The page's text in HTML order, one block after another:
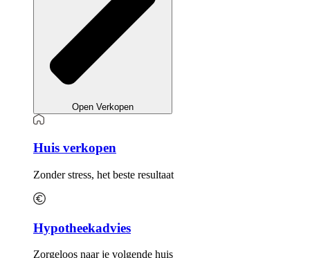
Open Verkopen
Huis verkopen
Zonder stress, het beste resultaat
Hypotheekadvies
Zorgeloos naar je volgende huis